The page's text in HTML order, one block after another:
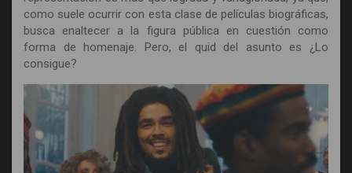
como suele ocurrir con esta clase de películas biográficas,
busca enaltecer a la figura pública en cuestión como
forma de homenaje. Pero, el quid del asunto es ¿Lo
consigue?